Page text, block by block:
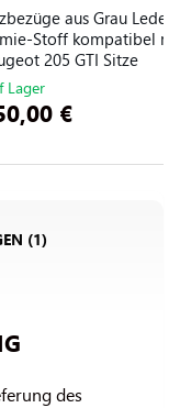
aus Grau Leder
Stoff kompatibel
205 GTI Sitze
Lager
€
(1)
des